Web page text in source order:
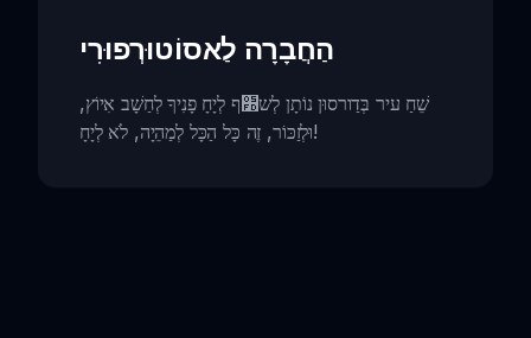
הַחֲבָרָה לַאסוֹטוּרְפוּרִי
שֵׁחַ עיר בְּדַורסוּן נוֹתָן לְש׽ף לְיָחָ פָנִיךָ לְחַשָׁב אִיוֹץ,
וּלְזַכּוֹר, זֶה כָּל הַכָּל לְמַהֵיָה, לֹא לְיָחָ!